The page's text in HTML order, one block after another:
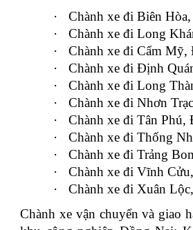
·
Chành xe đi Biên
·
Chành xe đi Long
·
Chành xe đi Cẩm Mỹ,
·
Chành xe đi Định
·
Chành xe đi Long
·
Chành xe đi Nhơn
·
Chành xe đi Tân Phú,
·
Chành xe đi Thống
·
Chành xe đi Trảng
·
Chành xe đi Vĩnh
·
Chành xe đi Xuân
Chành xe vận chuyển và giao